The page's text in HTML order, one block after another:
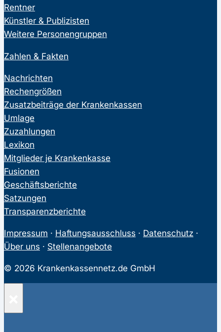
Rentner
Künstler & Publizisten
Weitere Personengruppen
Zahlen & Fakten
Nachrichten
Rechengrößen
Zusatzbeiträge der Krankenkassen
Umlage
Zuzahlungen
Lexikon
Mitglieder je Krankenkasse
Fusionen
Geschäftsberichte
Satzungen
Transparenzberichte
Impressum · Haftungsausschluss · Datenschutz ·
Über uns · Stellenangebote
© 2026 Krankenkassennetz.de GmbH